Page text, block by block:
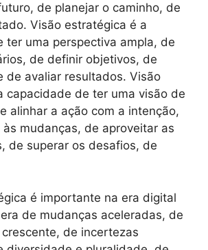
de planejar o caminho, de
Visão estratégica é a
ter uma perspectiva ampla, de
de definir objetivos, de
de avaliar resultados. Visão
capacidade de ter uma visão de
alinhar a ação com a intenção,
mudanças, de aproveitar as
de superar os desafios, de
é importante na era digital
de mudanças aceleradas, de
de incertezas